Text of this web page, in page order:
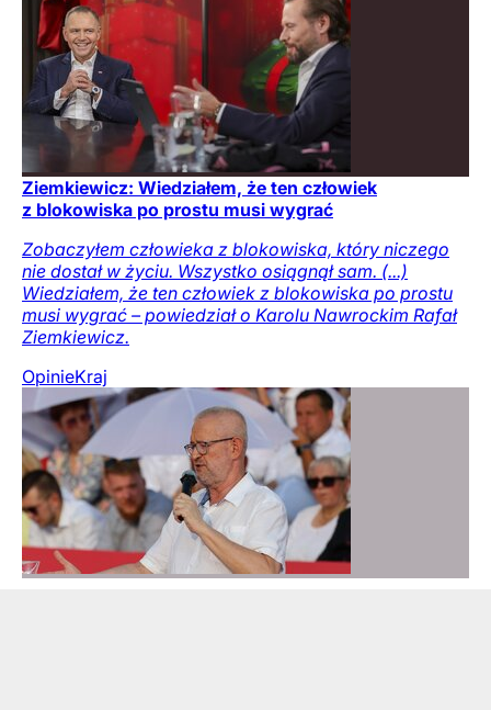
Ziemkiewicz: Wiedziałem, że ten człowiek
z blokowiska po prostu musi wygrać
Zobaczyłem człowieka z blokowiska, który niczego
nie dostał w życiu. Wszystko osiągnął sam. (...)
Wiedziałem, że ten człowiek z blokowiska po prostu
musi wygrać – powiedział o Karolu Nawrockim Rafał
Ziemkiewicz.
OpinieKraj